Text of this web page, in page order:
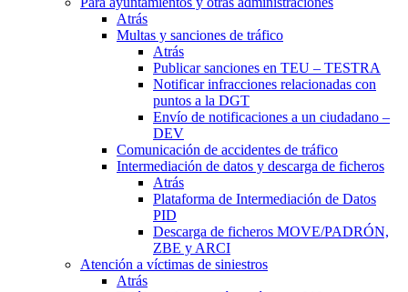
Atrás
Multas y sanciones de tráfico
Atrás
Publicar sanciones en TEU – TESTRA
Notificar infracciones relacionadas con
puntos a la DGT
Envío de notificaciones a un ciudadano –
DEV
Comunicación de accidentes de tráfico
Intermediación de datos y descarga de ficheros
Atrás
Plataforma de Intermediación de Datos
PID
Descarga de ficheros MOVE/PADRÓN,
ZBE y ARCI
Atención a víctimas de siniestros
Atrás